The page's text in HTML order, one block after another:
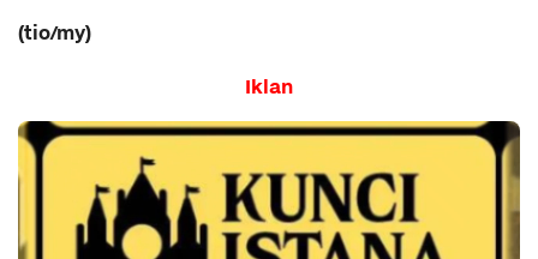
(tio/my)
Iklan